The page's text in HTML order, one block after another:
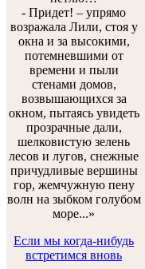
- Придет! – упрямо
возражала Лили, стоя у
окна и за высокими,
потемневшими от
времени и пыли
стенами домов,
возвышающихся за
окном, пытаясь увидеть
прозрачные дали,
шелковистую зелень
лесов и лугов, снежные
причудливые вершины
гор, жемчужную пену
волн на зыбком голубом
море...»
Если мы когда-нибудь
встретимся вновь